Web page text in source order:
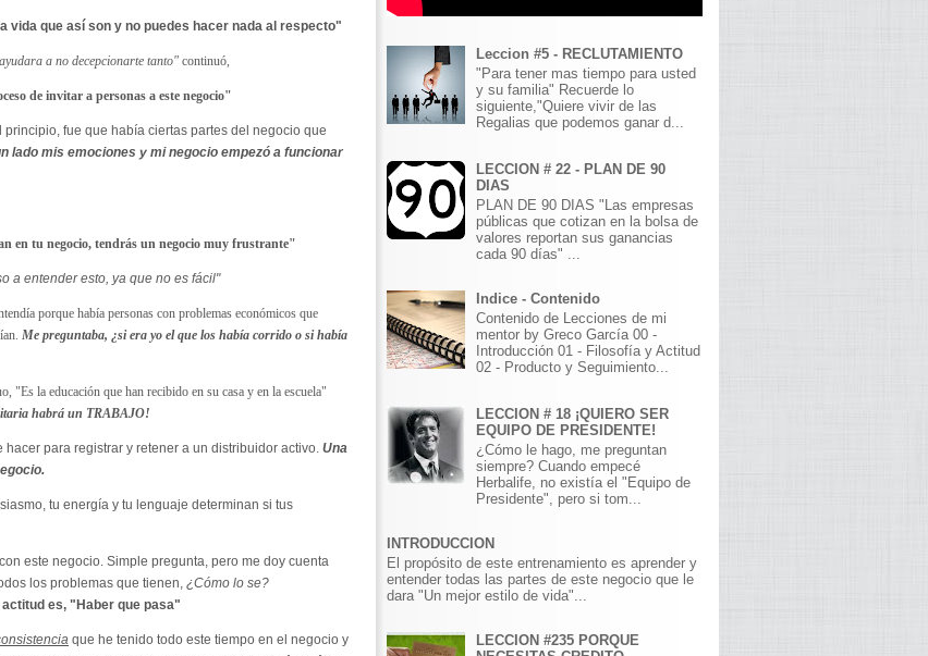
vida que así son y no puedes hacer nada al respecto"
a no decepcionarte tanto" continuó,
de invitar a personas a este negocio"
principio, fue que había ciertas partes del negocio que
lado mis emociones y mi negocio empezó a funcionar
en tu negocio, tendrás un negocio muy frustrante"
a entender esto, ya que no es fácil"
porque había personas con problemas económicos que
Me preguntaba, ¿si era yo el que los había corrido o si había
"Es la educación que han recibido en su casa y en la escuela"
habrá un TRABAJO!
para registrar y retener a un distribuidor activo. Una
tu energía y tu lenguaje determinan si tus
este negocio. Simple pregunta, pero me doy cuenta
los problemas que tienen, ¿Cómo lo se?
es, "Haber que pasa"
que he tenido todo este tiempo en el negocio y
Leccion #5 - RECLUTAMIENTO
"Para tener mas tiempo para usted
y su familia" Recuerde lo
siguiente,"Quiere vivir de las
Regalias que podemos ganar d...
LECCION # 22 - PLAN DE 90
DIAS
PLAN DE 90 DIAS "Las empresas
públicas que cotizan en la bolsa de
valores reportan sus ganancias
cada 90 días" ...
Indice - Contenido
Contenido de Lecciones de mi
mentor by Greco García 00 -
Introducción 01 - Filosofía y Actitud
02 - Producto y Seguimiento...
LECCION # 18 ¡QUIERO SER
EQUIPO DE PRESIDENTE!
¿Cómo le hago, me preguntan
siempre? Cuando empecé
Herbalife, no existía el "Equipo de
Presidente", pero si tom...
INTRODUCCION
El propósito de este entrenamiento es aprender y
entender todas las partes de este negocio que le
dara "Un mejor estilo de vida"...
LECCION #235 PORQUE